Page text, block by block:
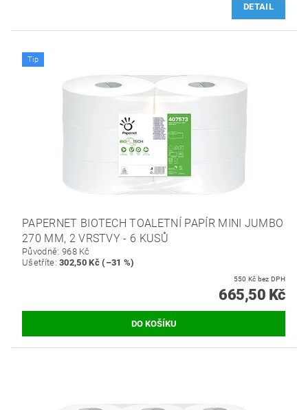
DETAIL
Tip
PAPERNET BIOTECH TOALETNÍ PAPÍR MINI JUMBO
270 MM, 2 VRSTVY - 6 KUSŮ
Původně: 968 Kč
Ušetříte:302,50 Kč (–31 %)
550 Kč bez DPH
665,50 Kč